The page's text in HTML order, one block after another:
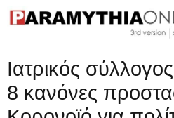
Τεχνολογία
Ροή
Ιατρικός
8 κανόνες